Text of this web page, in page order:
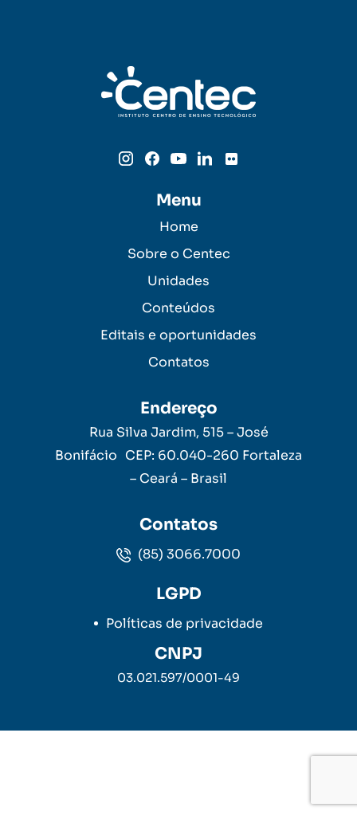
Menu
Home
Sobre o Centec
Unidades
Conteúdos
Editais e oportunidades
Contatos
Endereço
Rua Silva Jardim, 515 – José
Bonifácio CEP: 60.040-260 Fortaleza
– Ceará – Brasil
Contatos
(85) 3066.7000
LGPD
Políticas de privacidade
CNPJ
03.021.597/0001-49